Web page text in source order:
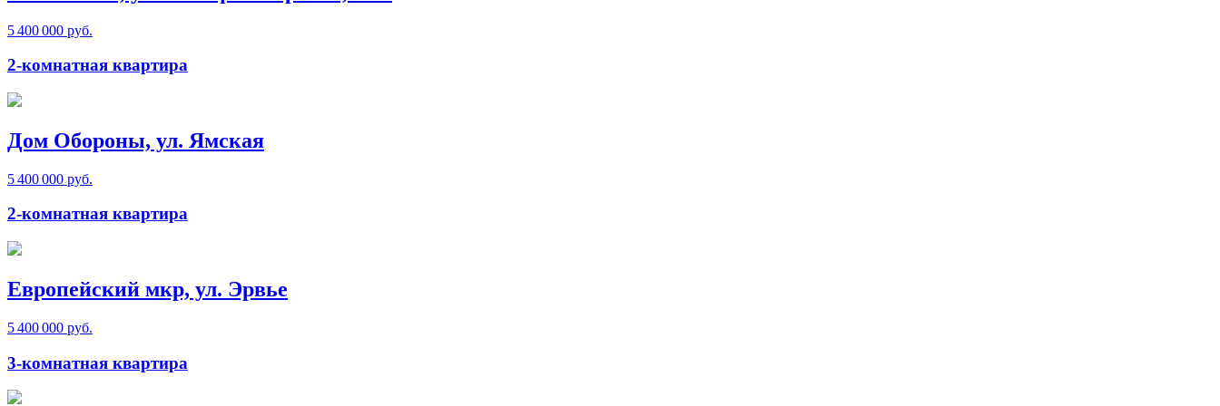
5 400 000 руб.
2-комнатная квартира
Дом Обороны, ул. Ямская
5 400 000 руб.
2-комнатная квартира
Европейский мкр, ул. Эрвье
5 400 000 руб.
3-комнатная квартира